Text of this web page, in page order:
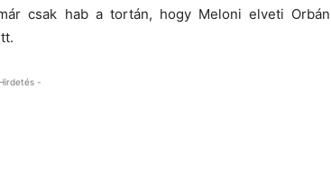
csak hab a tortán, hogy Meloni elveti Orbán
-